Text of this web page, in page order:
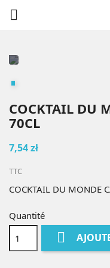

COCKTAIL DU
70CL
7,54 zł
TTC
COCKTAIL DU MONDE
Quantité
